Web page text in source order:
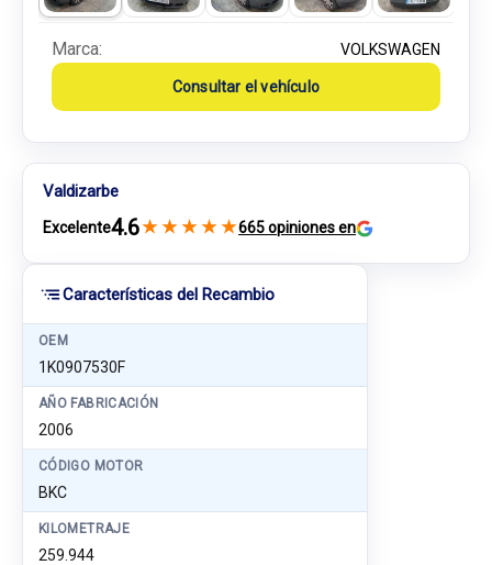
Características del Recambio
OEM
1K0907530F
AÑO FABRICACIÓN
2006
CÓDIGO MOTOR
BKC
KILOMETRAJE
259.944
Marca: VOLKSWAGEN
Consultar el vehículo
Valdizarbe
Excelente4.6★ ★ ★ ★ ★665 opiniones en